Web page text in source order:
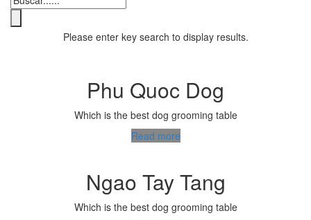
Please enter key search to display results.
Phu Quoc Dog
Which is the best dog grooming table
Read more
Ngao Tay Tang
Which is the best dog grooming table